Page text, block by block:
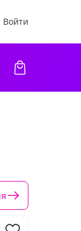
Войти